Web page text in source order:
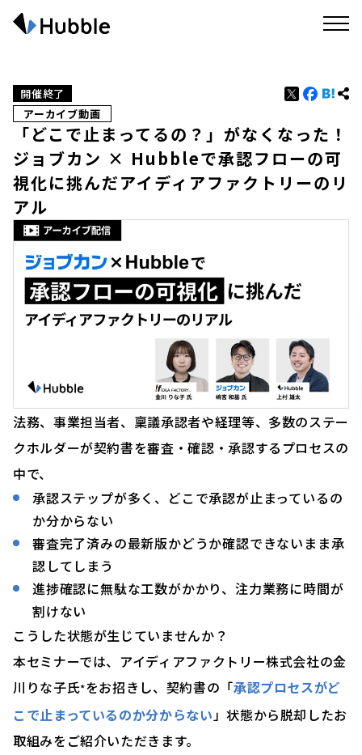
開催終了
アーカイブ動画
「どこで止まってるの？」がなくなった！
ジョブカン × Hubbleで承認フローの可
視化に挑んだアイディアファクトリーのリ
アル
法務、事業担当者、稟議承認者や経理等、多数のステー
クホルダーが契約書を審査・確認・承認するプロセスの
中で、
承認ステップが多く、どこで承認が止まっているの
か分からない
審査完了済みの最新版かどうか確認できないまま承
認してしまう
進捗確認に無駄な工数がかかり、注力業務に時間が
割けない
こうした状態が生じていませんか？
本セミナーでは、アイディアファクトリー株式会社の金
川りな子氏*をお招きし、契約書の「承認プロセスがど
こで止まっているのか分からない」状態から脱却したお
取組みをご紹介いただきます。